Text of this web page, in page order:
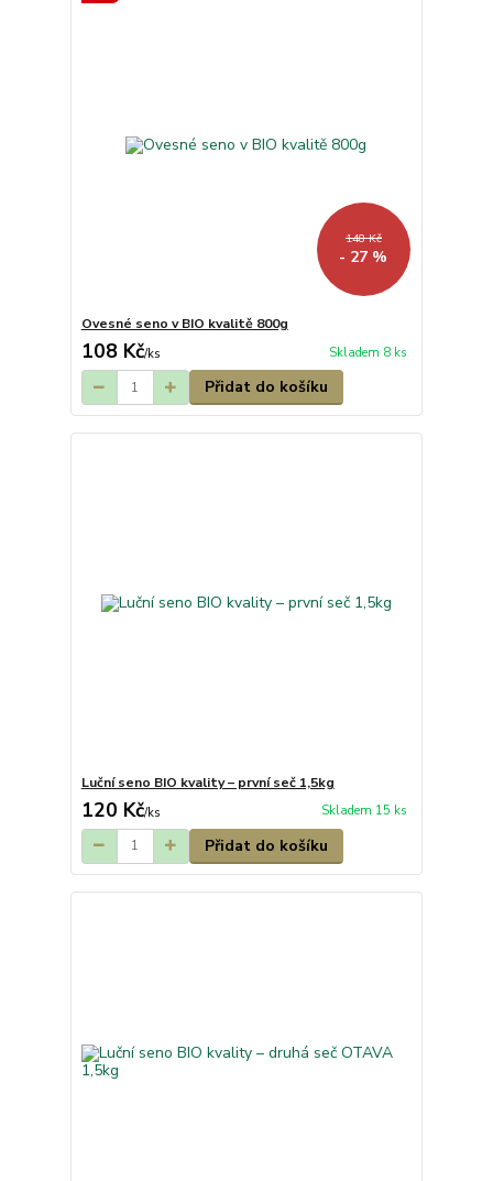
148 Kč
- 27 %
Ovesné seno v BIO kvalitě 800g
108 Kč/ks Skladem 8 ks
Přidat do košíku
Luční seno BIO kvality – první seč 1,5kg
120 Kč/ks Skladem 15 ks
Přidat do košíku